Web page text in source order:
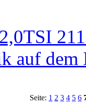
auf
Seite: 1 2 3 4 5 6